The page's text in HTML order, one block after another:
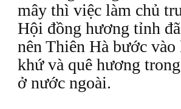
mây thì việc làm chủ
Hội đồng hương tỉnh
nên Thiên Hà bước
khứ và quê hương
ở nước ngoài.